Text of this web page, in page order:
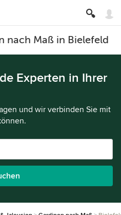
nach Maß in Bielefeld
Experten in Ihrer
und wir verbinden Sie mit